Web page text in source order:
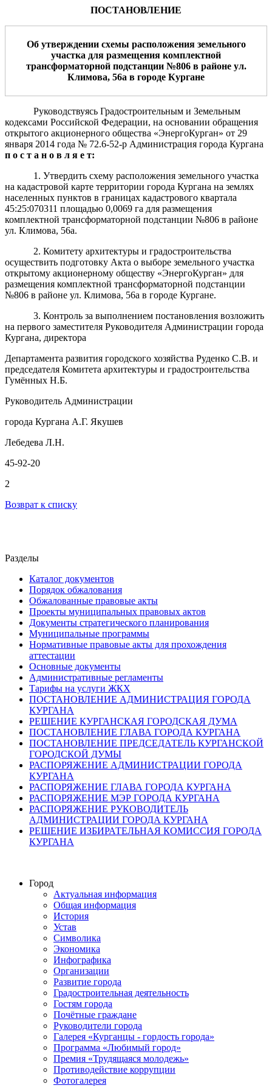
ПОСТАНОВЛЕНИЕ
Об утверждении схемы расположения земельного
участка для размещения комплектной
трансформаторной подстанции №806 в районе ул.
Климова, 56а в городе Кургане
Руководствуясь Градостроительным и Земельным
кодексами Российской Федерации, на основании обращения
открытого акционерного общества «ЭнергоКурган» от 29
января 2014 года № 72.6-52-р Администрация города Кургана
п о с т а н о в л я е т:
1. Утвердить схему расположения земельного участка
на кадастровой карте территории города Кургана на землях
населенных пунктов в границах кадастрового квартала
45:25:070311 площадью 0,0069 га для размещения
комплектной трансформаторной подстанции №806 в районе
ул. Климова, 56а.
2. Комитету архитектуры и градостроительства
осуществить подготовку Акта о выборе земельного участка
открытому акционерному обществу «ЭнергоКурган» для
размещения комплектной трансформаторной подстанции
№806 в районе ул. Климова, 56а в городе Кургане.
3. Контроль за выполнением постановления возложить
на первого заместителя Руководителя Администрации города
Кургана, директора
Департамента развития городского хозяйства Руденко С.В. и
председателя Комитета архитектуры и градостроительства
Гумённых Н.Б.
Руководитель Администрации
города Кургана А.Г. Якушев
Лебедева Л.Н.
45-92-20
2
Возврат к списку
Разделы
Каталог документов
Порядок обжалования
Обжалованные правовые акты
Проекты муниципальных правовых актов
Документы стратегического планирования
Муниципальные программы
Нормативные правовые акты для прохождения
аттестации
Основные документы
Административные регламенты
Тарифы на услуги ЖКХ
ПОСТАНОВЛЕНИЕ АДМИНИСТРАЦИЯ ГОРОДА
КУРГАНА
РЕШЕНИЕ КУРГАНСКАЯ ГОРОДСКАЯ ДУМА
ПОСТАНОВЛЕНИЕ ГЛАВА ГОРОДА КУРГАНА
ПОСТАНОВЛЕНИЕ ПРЕДСЕДАТЕЛЬ КУРГАНСКОЙ
ГОРОДСКОЙ ДУМЫ
РАСПОРЯЖЕНИЕ АДМИНИСТРАЦИИ ГОРОДА
КУРГАНА
РАСПОРЯЖЕНИЕ ГЛАВА ГОРОДА КУРГАНА
РАСПОРЯЖЕНИЕ МЭР ГОРОДА КУРГАНА
РАСПОРЯЖЕНИЕ РУКОВОДИТЕЛЬ
АДМИНИСТРАЦИИ ГОРОДА КУРГАНА
РЕШЕНИЕ ИЗБИРАТЕЛЬНАЯ КОМИССИЯ ГОРОДА
КУРГАНА
Город
Актуальная информация
Общая информация
История
Устав
Символика
Экономика
Инфографика
Организации
Развитие города
Градостроительная деятельность
Гостям города
Почётные граждане
Руководители города
Галерея «Курганцы - гордость города»
Программа «Любимый город»
Премия «Трудящаяся молодежь»
Противодействие коррупции
Фотогалерея